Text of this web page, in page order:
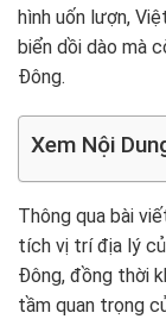
hình uốn lượn,
biển dồi dào mà
Đông.
Xem Nội
Thông qua bài
tích vị trí địa lý
Đông, đồng thời
tầm quan trọng